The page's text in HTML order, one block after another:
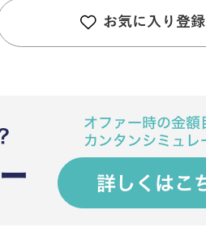
お気に入り登録